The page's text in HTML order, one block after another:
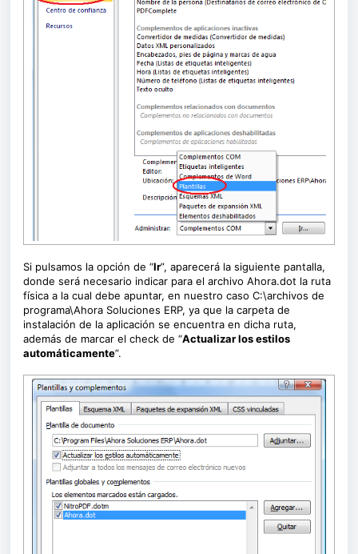
Si pulsamos la opción de “Ir”, aparecerá la siguiente pantalla,
donde será necesario indicar para el archivo Ahora.dot la ruta
física a la cual debe apuntar, en nuestro caso C:\archivos de
programa\Ahora Soluciones ERP, ya que la carpeta de
instalación de la aplicación se encuentra en dicha ruta,
además de marcar el check de “Actualizar los estilos
automáticamente”.